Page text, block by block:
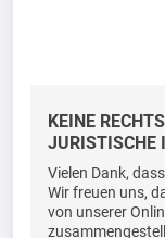
KEINE
JURISTISCHE
Vielen Dank,
Wir freuen uns,
von unserer